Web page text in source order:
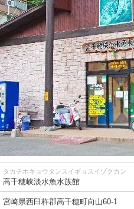
タカチホキョウタンスイギョスイゾクカン
高千穂峡淡水魚水族館
宮崎県西臼杵郡高千穂町向山60-1